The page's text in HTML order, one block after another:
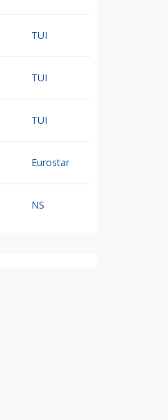
TUI
TUI
TUI
Eurostar
NS